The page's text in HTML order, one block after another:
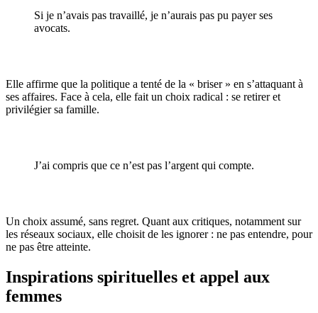
Si je n’avais pas travaillé, je n’aurais pas pu payer ses
avocats.
Elle affirme que la politique a tenté de la « briser » en s’attaquant à
ses affaires. Face à cela, elle fait un choix radical : se retirer et
privilégier sa famille.
J’ai compris que ce n’est pas l’argent qui compte.
Un choix assumé, sans regret. Quant aux critiques, notamment sur
les réseaux sociaux, elle choisit de les ignorer : ne pas entendre, pour
ne pas être atteinte.
Inspirations spirituelles et appel aux
femmes